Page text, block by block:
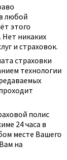
любой
этого
Нет никаких
и страховок.
страховки
технологии
полис
24 часа в
месте Вашего
на